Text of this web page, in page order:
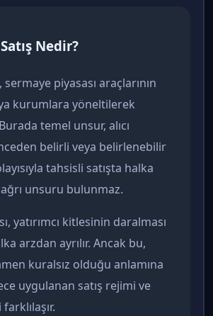
Nedir?
sermaye piyasası araçlarının
kurumlara yöneltilerek
temel unsur, alıcı
belirli veya belirlenebilir
tahsisli satışta halka
unsuru bulunmaz.
yatırımcı kitlesinin daralması
arzdan ayrılır. Ancak bu,
kuralsız olduğu anlamına
uygulanan satış rejimi ve